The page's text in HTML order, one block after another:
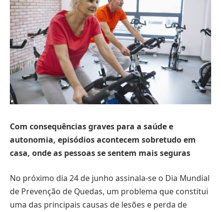
Com consequências graves para a saúde e
autonomia, episódios acontecem sobretudo em
casa, onde as pessoas se sentem mais seguras
No próximo dia 24 de junho assinala-se o Dia Mundial
de Prevenção de Quedas, um problema que constitui
uma das principais causas de lesões e perda de